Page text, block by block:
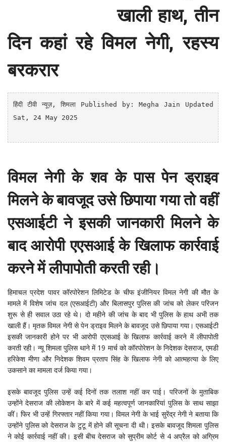
खाली हाथ, तीन
दिन कहां रहे विमल नेगी, रहस्य
बरकरार
हिंदी टीवी न्यूज़, शिमला
Published by: Megha Jain Updated
Sat, 24 May 2025
विमल नेगी के शव के पास पेन ड्राइव
मिलने के बावजूद उसे छिपाया गया तो वहीं
एसआईटी ने इसकी जानकारी मिलने के
बाद आरोपी एएसआई के खिलाफ कार्रवाई
करने में लीपापोती करती रही।
हिमाचल प्रदेश पावर कॉरपोरेशन लिमिटेड के चीफ इंजीनियर विमल नेगी की मौत के
मामले में विशेष जांच दल (एसआईटी) और बिलासपुर पुलिस की जांच को लेकर परिजन
शुरू से ही सवाल उठा रहे थे। दो महीने की जांच के बाद भी पुलिस के हाथ अभी तक
खाली हैं। मृतक विमल नेगी से पेन ड्राइव मिलने के बावजूद उसे छिपाया गया। एसआईटी
इसकी जानकारी होने पर भी आरोपी एएसआई के खिलाफ कार्रवाई करने में लीपापोती
करती रही। न्यू शिमला पुलिस थाने में 19 मार्च को कॉरपोरेशन के निदेशक देसराज, एमडी
हरिकेश मीणा और निदेशक शिवम प्रताप सिंह के खिलाफ नेगी को आत्महत्या के लिए
उकसाने का मामला दर्ज किया गया।
इसके बावजूद पुलिस उन्हें कई दिनों तक तलाश नहीं कर पाई। परिजनों के मुताबिक
उन्होंने देसराज की लोकेशन के बारे में कई महत्वपूर्ण जानकारियां पुलिस के साथ साझा
कीं। फिर भी उन्हें गिरफ्तार नहीं किया गया। विमल नेगी के भाई सुरेंद्र नेगी ने बताया कि
उन्होंने पुलिस को देसराज के टुटू में होने की सूचना दी थी। इसके बावजूद शिमला पुलिस
ने कोई कार्रवाई नहीं की। इसी बीच देसराज को सुप्रीम कोर्ट से 4 अप्रैल को अग्रिम